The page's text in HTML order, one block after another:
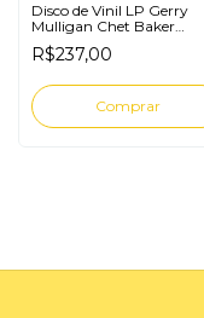
Disco de Vinil LP Gerry
Mulligan Chet Baker
Carnegie Hall Concert
R$237,00